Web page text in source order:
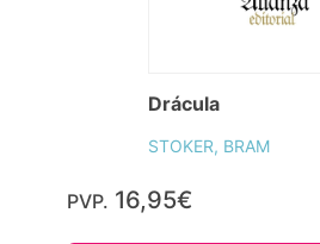
Drácula
STOKER, BRAM
PVP. 16,95€